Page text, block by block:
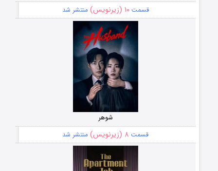
قسمت۱۰ (زیرنویس) منتشر شد
شوهر
قسمت ۸ (زیرنویس) منتشر شد